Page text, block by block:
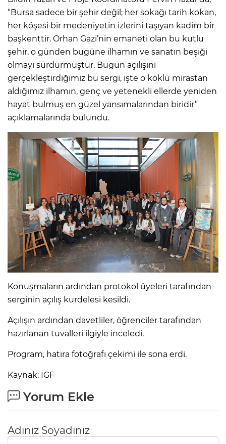
“Bursa sadece bir şehir değil; her sokağı tarih kokan,
her köşesi bir medeniyetin izlerini taşıyan kadim bir
başkenttir. Orhan Gazi’nin emaneti olan bu kutlu
şehir, o günden bugüne ilhamın ve sanatın beşiği
olmayı sürdürmüştür. Bugün açılışını
gerçekleştirdiğimiz bu sergi, işte o köklü mirastan
aldığımız ilhamın, genç ve yetenekli ellerde yeniden
hayat bulmuş en güzel yansımalarından biridir”
açıklamalarında bulundu.
Konuşmaların ardından protokol üyeleri tarafından
serginin açılış kurdelesi kesildi.
Açılışın ardından davetliler, öğrenciler tarafından
hazırlanan tuvalleri ilgiyle inceledi.
Program, hatıra fotoğrafı çekimi ile sona erdi.
Kaynak: IGF
Yorum Ekle
Adınız Soyadınız